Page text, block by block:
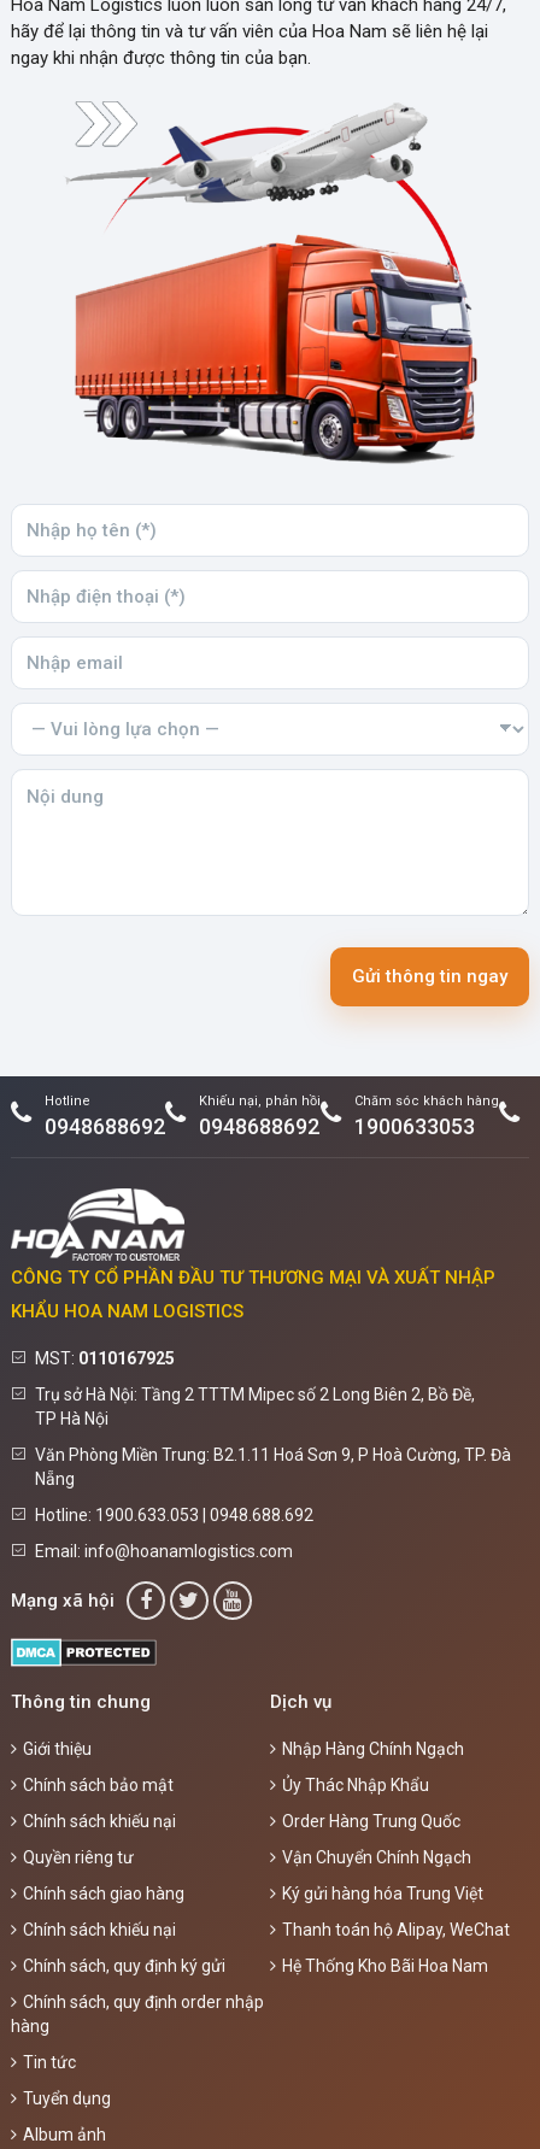
hãy để lại thông tin và tư vấn viên của Hoa Nam sẽ liên hệ lại
ngay khi nhận được thông tin của bạn.
Gửi thông tin ngay
Hotline
0948688692
Khiếu nại, phản hồi
0948688692
Chăm sóc khách hàng
1900633053
CÔNG TY CỔ PHẦN ĐẦU TƯ THƯƠNG MẠI VÀ XUẤT NHẬP
KHẨU HOA NAM LOGISTICS
MST: 0110167925
Trụ sở Hà Nội: Tầng 2 TTTM Mipec số 2 Long Biên 2, Bồ Đề,
TP Hà Nội
Văn Phòng Miền Trung: B2.1.11 Hoá Sơn 9, P Hoà Cường, TP. Đà
Nẵng
Hotline: 1900.633.053 | 0948.688.692
Email: info@hoanamlogistics.com
Mạng xã hội
Thông tin chung
Giới thiệu
Chính sách bảo mật
Chính sách khiếu nại
Quyền riêng tư
Chính sách giao hàng
Chính sách khiếu nại
Chính sách, quy định ký gửi
Chính sách, quy định order nhập
hàng
Tin tức
Tuyển dụng
Album ảnh
Dịch vụ
Nhập Hàng Chính Ngạch
Ủy Thác Nhập Khẩu
Order Hàng Trung Quốc
Vận Chuyển Chính Ngạch
Ký gửi hàng hóa Trung Việt
Thanh toán hộ Alipay, WeChat
Hệ Thống Kho Bãi Hoa Nam